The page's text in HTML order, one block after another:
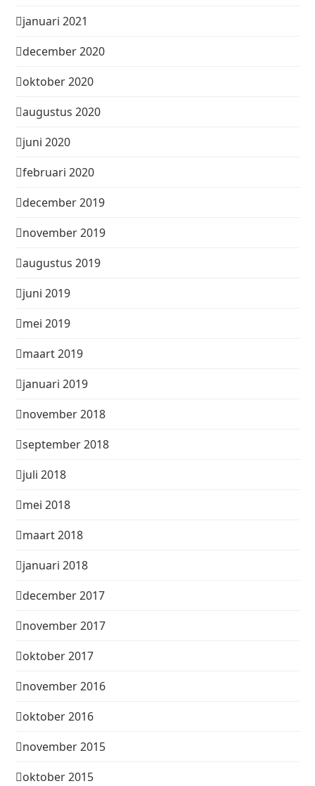
januari 2021
december 2020
oktober 2020
augustus 2020
juni 2020
februari 2020
december 2019
november 2019
augustus 2019
juni 2019
mei 2019
maart 2019
januari 2019
november 2018
september 2018
juli 2018
mei 2018
maart 2018
januari 2018
december 2017
november 2017
oktober 2017
november 2016
oktober 2016
november 2015
oktober 2015